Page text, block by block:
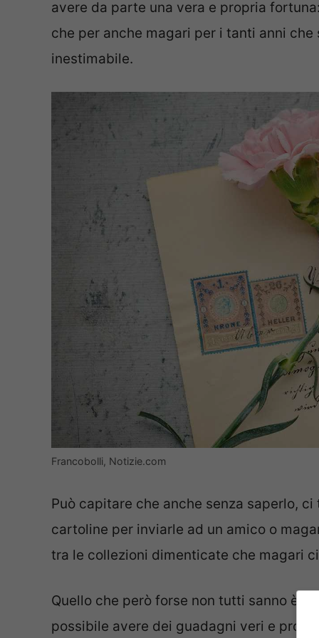
avere da parte una vera e propria
che per anche magari per i tanti anni
inestimabile.
Francobolli, Notizie.com
Può capitare che anche senza saperlo,
cartoline per inviarle ad un amico o
tra le collezioni dimenticate che magari
Quello che però forse non tutti sanno è
possibile avere dei guadagni veri e